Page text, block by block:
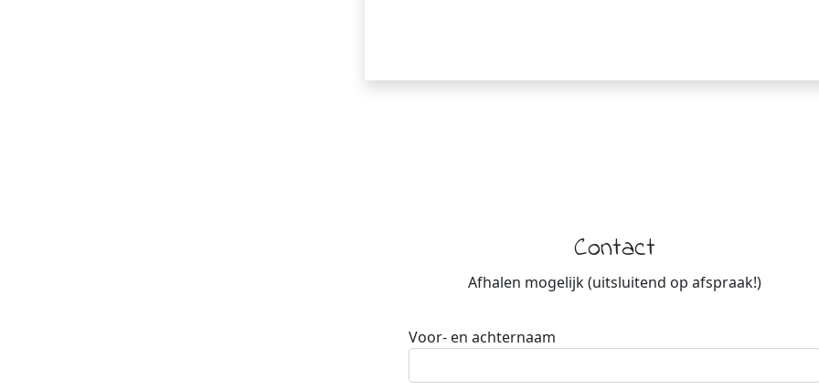
Contact
Afhalen mogelijk (uitsluitend op afspraak!)
Voor- en achternaam